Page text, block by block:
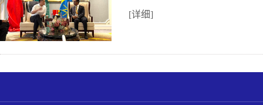
[详细]